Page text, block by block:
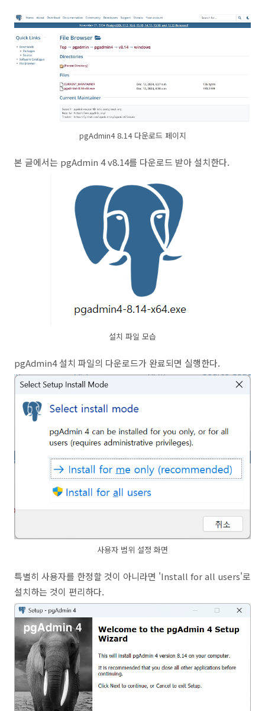
pgAdmin4 8.14 다운로드 페이지
본 글에서는 pgAdmin 4 v8.14를 다운로드 받아 설치한다.
설치 파일 모습
pgAdmin4 설치 파일의 다운로드가 완료되면 실행한다.
사용자 범위 설정 화면
특별히 사용자를 한정할 것이 아니라면 'Install for all users'로
설치하는 것이 편리하다.